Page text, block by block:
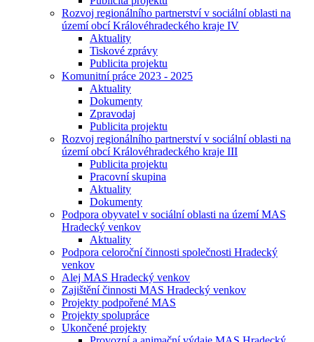
Rozvoj regionálního partnerství v sociální oblasti na
území obcí Královéhradeckého kraje IV
Aktuality
Tiskové zprávy
Publicita projektu
Komunitní práce 2023 - 2025
Aktuality
Dokumenty
Zpravodaj
Publicita projektu
Rozvoj regionálního partnerství v sociální oblasti na
území obcí Královéhradeckého kraje III
Publicita projektu
Pracovní skupina
Aktuality
Dokumenty
Podpora obyvatel v sociální oblasti na území MAS
Hradecký venkov
Aktuality
Podpora celoroční činnosti společnosti Hradecký
venkov
Alej MAS Hradecký venkov
Zajištění činnosti MAS Hradecký venkov
Projekty podpořené MAS
Projekty spolupráce
Ukončené projekty